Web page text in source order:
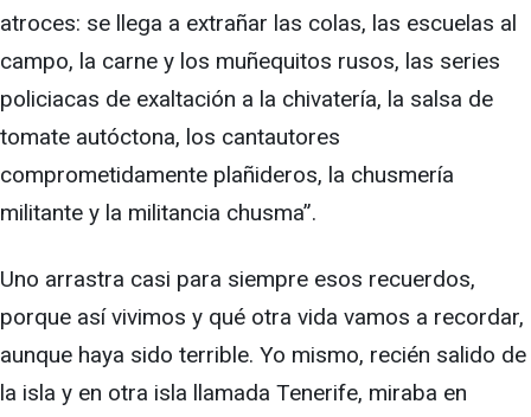
atroces: se llega a extrañar las colas, las escuelas al
campo, la carne y los muñequitos rusos, las series
policiacas de exaltación a la chivatería, la salsa de
tomate autóctona, los cantautores
comprometidamente plañideros, la chusmería
militante y la militancia chusma”.
Uno arrastra casi para siempre esos recuerdos,
porque así vivimos y qué otra vida vamos a recordar,
aunque haya sido terrible. Yo mismo, recién salido de
la isla y en otra isla llamada Tenerife, miraba en